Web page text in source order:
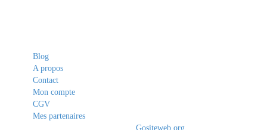
Blog
A propos
Contact
Mon compte
CGV
Mes partenaires
Gositeweb.org